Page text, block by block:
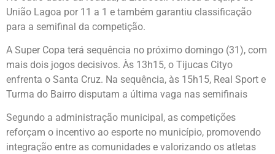
União Lagoa por 11 a 1 e também garantiu classificação
para a semifinal da competição.
A Super Copa terá sequência no próximo domingo (31), com
mais dois jogos decisivos. Às 13h15, o Tijucas Cityo
enfrenta o Santa Cruz. Na sequência, às 15h15, Real Sport e
Turma do Bairro disputam a última vaga nas semifinais
Segundo a administração municipal, as competições
reforçam o incentivo ao esporte no município, promovendo
integração entre as comunidades e valorizando os atletas